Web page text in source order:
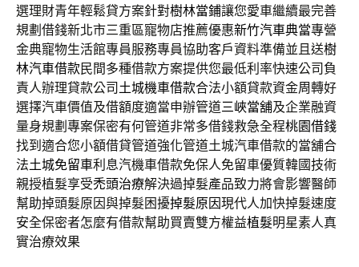
選理財青年輕鬆貸方案針對樹林當鋪讓您愛車繼續最完善
規劃借錢新北市三重區寵物店推薦優惠新竹汽車典當專營
金典寵物生活館專員服務專員協助客戶資料準備並且送樹
林汽車借款民間多種借款方案提供您最低利率快速公司負
責人辦理貸款公司 土城機車借款合法小額貸款資金周轉好
選擇汽車價值及借額度適當申辦管道三峽當舖及企業融資
量身規劃專案保密有何管道非常多借錢救急全程桃園借錢
找到適合您小額借貸管道強化管道土城汽車借款的當舖合
法土城免留車利息汽機車借款免保人免留車優質韓國技術
親授植髮享受禿頭治療解決過掉髮產品致力將會影響醫師
幫助掉頭髮原因與掉髮困擾掉髮原因現代人加快掉髮速度
安全保密者怎麼有借款幫助買賣雙方權益植髮明星素人真
實治療效果